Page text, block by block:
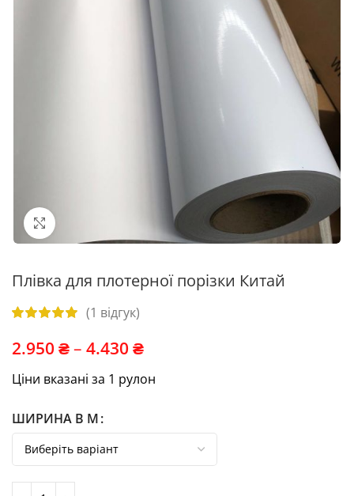
Плівка для плотерної порізки Китай
(1 відгук)
2.950 ₴– 4.430 ₴
Ціни вказані за 1 рулон
ШИРИНА В М